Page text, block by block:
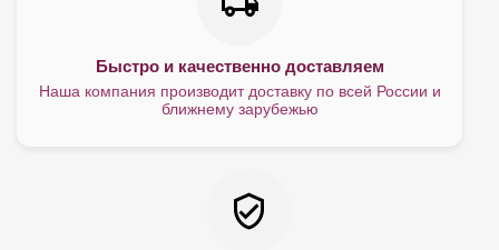
Быстро и качественно доставляем
Наша компания производит доставку по всей России и
ближнему зарубежью